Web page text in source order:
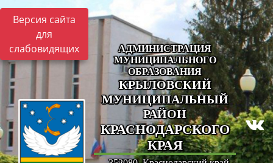
Версия сайта
для
слабовидящих
АДМИНИСТРАЦИЯ
МУНИЦИПАЛЬНОГО
ОБРАЗОВАНИЯ
КРЫЛОВСКИЙ
МУНИЦИПАЛЬНЫЙ
РАЙОН
КРАСНОДАРСКОГО
КРАЯ